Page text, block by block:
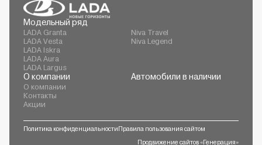
Модельный ряд
LADA Granta
LADA Vesta
LADA Iskra
LADA Aura
LADA Largus
Niva Travel
Niva Legend
О компании
О компании
Контакты
Акции
Автомобили в наличии
Политика конфиденциальности Правила пользования сайтом
Продвижение сайтов «Генерация»